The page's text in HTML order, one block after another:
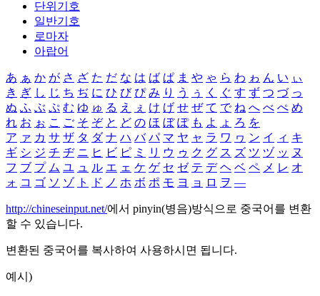
단위기호
일반기호
로마자
아랍어
あ ぁ か が さ ざ た だ な は ば ぱ ま や ゃ ら わ ゎ ん い ぃ
き ぎ し じ ち ぢ に ひ び ぴ み り う ぅ く ぐ す ず つ づ っ
ぬ ふ ぶ ぷ む ゆ ゅ る え ぇ け げ せ ぜ て で ね へ べ ぺ め
れ お ぉ こ ご そ ぞ と ど の ほ ぼ ぽ も よ ょ ろ を
ア ァ カ サ ザ タ ダ ナ ハ バ パ マ ヤ ャ ラ ワ ヮ ン イ ィ キ
ギ シ ジ チ ヂ ニ ヒ ビ ピ ミ リ ウ ゥ ク グ ス ズ ツ ヅ ッ ヌ
フ ブ プ ム ユ ュ ル エ ェ ケ ゲ セ ゼ テ デ ヘ ベ ペ メ レ オ
ォ コ ゴ ソ ゾ ト ド ノ ホ ボ ポ モ ヨ ョ ロ ヲ ―
http://chineseinput.net/에서 pinyin(병음)방식으로 중국어를 변환
할 수 있습니다.
변환된 중국어를 복사하여 사용하시면 됩니다.
예시)